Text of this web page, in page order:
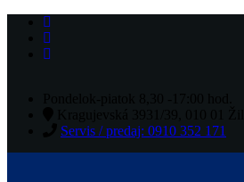
Servis / predaj: 0910 352 171